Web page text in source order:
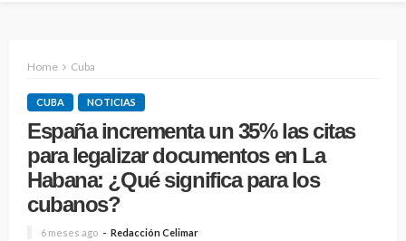
Home Cuba
CUBA NOTICIAS
España incrementa un 35% las citas
para legalizar documentos en La
Habana: ¿Qué significa para los
cubanos?
6 meses ago Redacción Celimar